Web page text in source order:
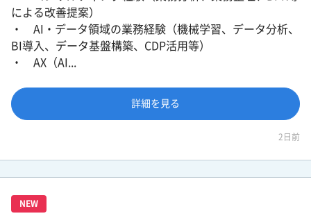
による改善提案）
・ AI・データ領域の業務経験（機械学習、データ分析、
BI導入、データ基盤構築、CDP活用等）
・ AX（AI...
詳細を見る
2日前
NEW